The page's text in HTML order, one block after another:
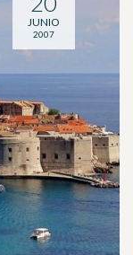
JUNIO
2007